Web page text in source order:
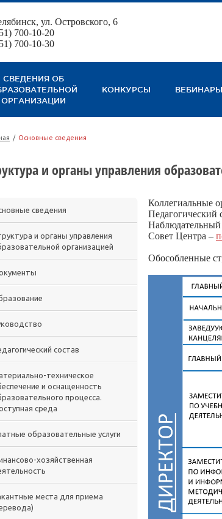
ул. Островского, 6
700-10-20
700-10-30
СВЕДЕНИЯ ОБ
ОРГАНИЗАЦИИ
КОНКУРСЫ ВЕБИНАРЫ
/ Основные сведения
и органы управления
сведения
и органы управления
организацией
состав
техническое
и оснащенность
процесса.
среда
образовательные услуги
хозяйственная
места для приема
Коллегиальные
Педагогический
Наблюдательный
Совет Центра –
Обособленные